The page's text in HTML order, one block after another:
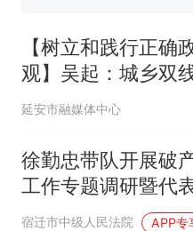
电力部
佛山一
试前13
已叫
“不建
热
那
因老师
人生
【树立和践行正确
观】吴起：城乡双
防汛网 人防物防筑
延安市融媒体中心
徐勤忠带队开展破
工作专题调研暨代
重点督办
宿迁市中级人民法院 APP专